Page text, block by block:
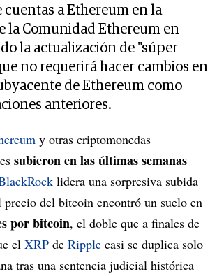
cuentas a Ethereum en la
la Comunidad Ethereum en
la actualización de "súper
no requerirá hacer cambios en
de Ethereum como
anteriores.
y otras criptomonedas
subieron en las últimas semanas
lidera una sorpresiva subida
precio del bitcoin encontró un suelo en
por bitcoin, el doble que a finales de
el XRP de Ripple casi se duplica solo
tras una sentencia judicial histórica